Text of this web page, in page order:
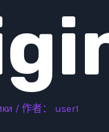
/ 作者： user1